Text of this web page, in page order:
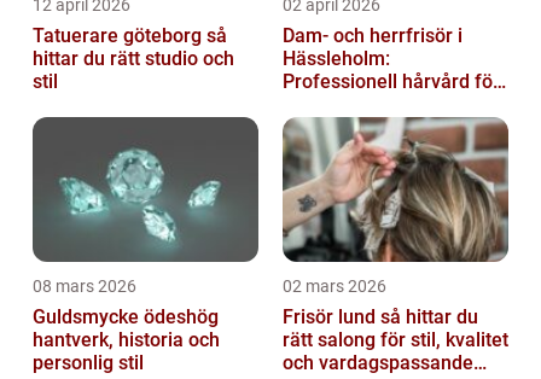
12 april 2026
Tatuerare göteborg så
hittar du rätt studio och
stil
02 april 2026
Dam- och herrfrisör i
Hässleholm:
Professionell hårvård för
08 mars 2026
Guldsmycke ödeshög
hantverk, historia och
personlig stil
02 mars 2026
Frisör lund så hittar du
rätt salong för stil, kvalitet
och vardagspassande